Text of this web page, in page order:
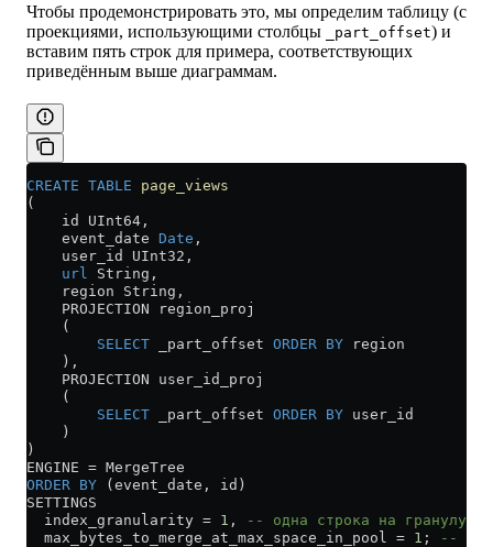
Чтобы продемонстрировать это, мы определим таблицу (с
проекциями, использующими столбцы
_part_offset) и
вставим пять строк для примера, соответствующих
приведённым выше диаграммам.
CREATE TABLE page_views
(
    id UInt64,
    event_date
Date ,
    user_id UInt32,
    url
String,
    region String,
    PROJECTION region_proj
    (
        SELECT
_part_offset ORDER BY region
    ),
    PROJECTION user_id_proj
    (
        SELECT
_part_offset ORDER BY user_id
    )
)
ENGINE = MergeTree
ORDER BY (event_date, id)
SETTINGS
  index_granularity
= 1 ,
-- одна строка на гранулу
  max_bytes_to_merge_at_max_space_in_pool
= 1 ; --